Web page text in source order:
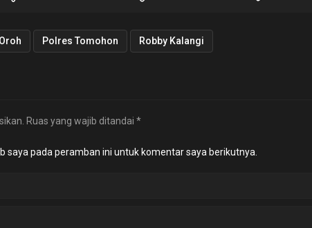
Polres Tomohon Robby Kalangi
Ruas yang wajib ditandai *
saya pada peramban ini untuk komentar saya berikutnya.